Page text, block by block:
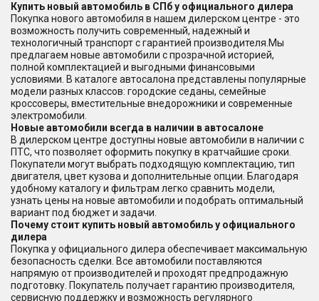
Купить новый автомобиль в СПб у официального дилера
Покупка нового автомобиля в нашем дилерском центре - это
возможность получить современный, надежный и
технологичный транспорт с гарантией производителя.Мы
предлагаем новые автомобили с прозрачной историей,
полной комплектацией и выгодными финансовыми
условиями. В каталоге автосалона представлены популярные
модели разных классов: городские седаны, семейные
кроссоверы, вместительные внедорожники и современные
электромобили.
Новые автомобили всегда в наличии в автосалоне
В дилерском центре доступны новые автомобили в наличии с
ПТС, что позволяет оформить покупку в кратчайшие сроки.
Покупатели могут выбрать подходящую комплектацию, тип
двигателя, цвет кузова и дополнительные опции. Благодаря
удобному каталогу и фильтрам легко сравнить модели,
узнать цены на новые автомобили и подобрать оптимальный
вариант под бюджет и задачи.
Почему стоит купить новый автомобиль у официального
дилера
Покупка у официального дилера обеспечивает максимальную
безопасность сделки. Все автомобили поставляются
напрямую от производителей и проходят предпродажную
подготовку. Покупатель получает гарантию производителя,
сервисную поддержку и возможность регулярного